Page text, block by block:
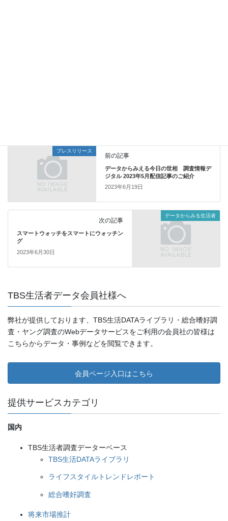
プレスリリース
前の記事
データからみえる今日の世相 調査情報デ
ジタル 2023年5月配信記事のご紹介
2023年6月19日
データからみる生活者
次の記事
スマートウォッチをスマートにウォッチン
グ
2023年6月30日
TBS生活者データ会員社様へ
弊社が提供しております、TBS生活DATAライブラリ・総合嗜好調
査・ヤング調査のWebデータサービスをご利用の会員社の皆様は
こちらからデータ・事例などを閲覧できます。
会員ページ入口はこちら
提供サービスカテゴリ
国内
TBS生活者調査データーベース
TBS生活DATAライブラリ
ライフスタイルトレンドレポート
総合嗜好調査
将来市場推計